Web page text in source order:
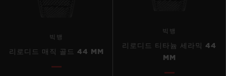
빅뱅
리로디드 매직 골드 44 MM
빅뱅
리로디드 티타늄 세라믹 44
MM